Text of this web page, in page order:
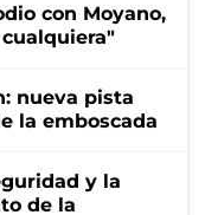
con Moyano,
nueva pista
la emboscada
y la
de la